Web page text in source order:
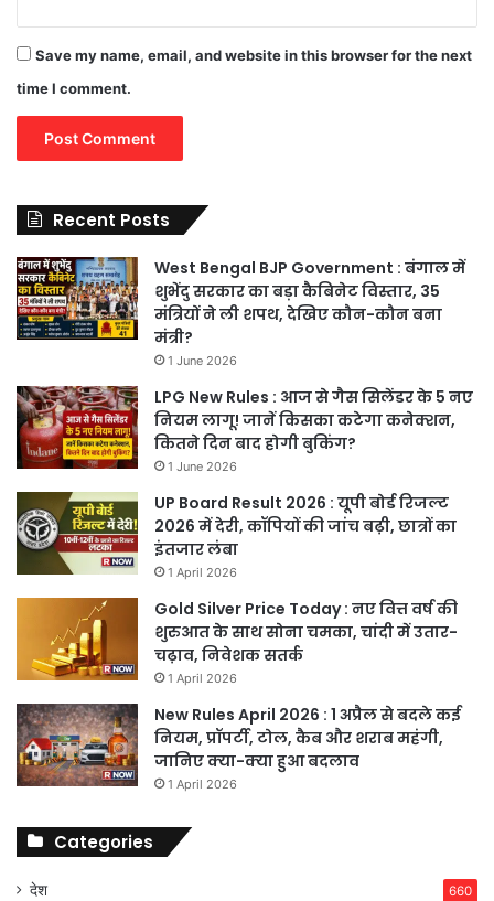
Save my name, email, and website in this browser for the next
time I comment.
Recent Posts
West Bengal BJP Government : बंगाल में
शुभेंदु सरकार का बड़ा कैबिनेट विस्तार, 35
मंत्रियों ने ली शपथ, देखिए कौन-कौन बना
मंत्री?
1 June 2026
LPG New Rules : आज से गैस सिलेंडर के 5 नए
नियम लागू! जानें किसका कटेगा कनेक्शन,
कितने दिन बाद होगी बुकिंग?
1 June 2026
UP Board Result 2026 : यूपी बोर्ड रिजल्ट
2026 में देरी, कॉपियों की जांच बढ़ी, छात्रों का
इंतजार लंबा
1 April 2026
Gold Silver Price Today : नए वित्त वर्ष की
शुरुआत के साथ सोना चमका, चांदी में उतार-
चढ़ाव, निवेशक सतर्क
1 April 2026
New Rules April 2026 : 1 अप्रैल से बदले कई
नियम, प्रॉपर्टी, टोल, कैब और शराब महंगी,
जानिए क्या-क्या हुआ बदलाव
1 April 2026
Categories
देश 660